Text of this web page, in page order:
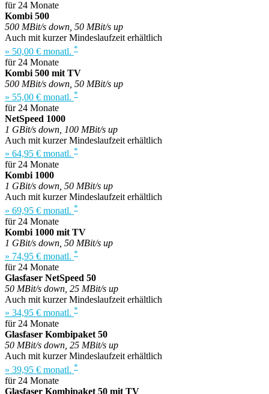
für 24 Monate
Kombi 500
500 MBit/s down, 50 MBit/s up
Auch mit kurzer Mindeslaufzeit erhältlich
» 50,00 € monatl. *
für 24 Monate
Kombi 500 mit TV
500 MBit/s down, 50 MBit/s up
» 55,00 € monatl. *
für 24 Monate
NetSpeed 1000
1 GBit/s down, 100 MBit/s up
Auch mit kurzer Mindeslaufzeit erhältlich
» 64,95 € monatl. *
für 24 Monate
Kombi 1000
1 GBit/s down, 50 MBit/s up
Auch mit kurzer Mindeslaufzeit erhältlich
» 69,95 € monatl. *
für 24 Monate
Kombi 1000 mit TV
1 GBit/s down, 50 MBit/s up
» 74,95 € monatl. *
für 24 Monate
Glasfaser NetSpeed 50
50 MBit/s down, 25 MBit/s up
Auch mit kurzer Mindeslaufzeit erhältlich
» 34,95 € monatl. *
für 24 Monate
Glasfaser Kombipaket 50
50 MBit/s down, 25 MBit/s up
Auch mit kurzer Mindeslaufzeit erhältlich
» 39,95 € monatl. *
für 24 Monate
Glasfaser Kombipaket 50 mit TV